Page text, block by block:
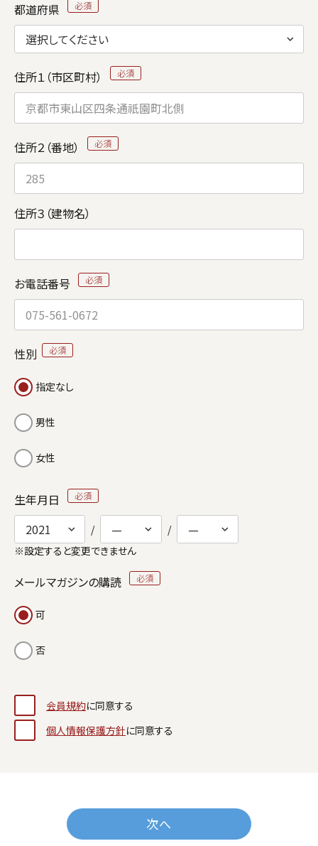
都道府県
住所１（市区町村）
住所２（番地）
住所３（建物名）
お電話番号
性別
指定なし
男性
女性
生年月日
※設定すると変更できません
メールマガジンの購読
可
否
会員規約に同意する
個人情報保護方針に同意する
次へ